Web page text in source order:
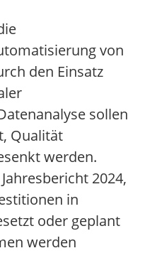
von
den Einsatz
sollen
Qualität
werden.
2024,
in
oder geplant
werden